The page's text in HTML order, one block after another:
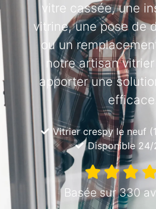
vitre cassée, une
vitrine, une pose de
ou un
notre artisan
apporter une
efficace.
Vitrier crespy le neuf
Disponible 24/
Basée sur 330